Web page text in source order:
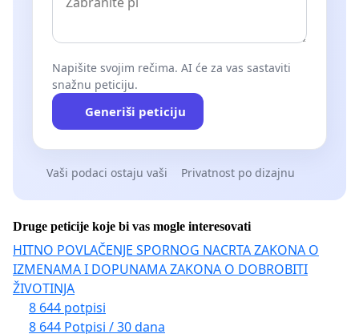
Napišite svojim rečima. AI će za vas sastaviti
snažnu peticiju.
Generiši peticiju
Vaši podaci ostaju vaši Privatnost po dizajnu
Druge peticije koje bi vas mogle interesovati
HITNO POVLAČENJE SPORNOG NACRTA ZAKONA O
IZMENAMA I DOPUNAMA ZAKONA O DOBROBITI
ŽIVOTINJA
8 644 potpisi
8 644 Potpisi / 30 dana